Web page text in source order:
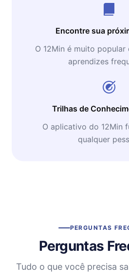
Encontre sua
O 12Min é muito
aprendizes
Trilhas de
O aplicativo do 12Min
qualquer
PERGUNTAS
Perguntas
Tudo o que você precisa